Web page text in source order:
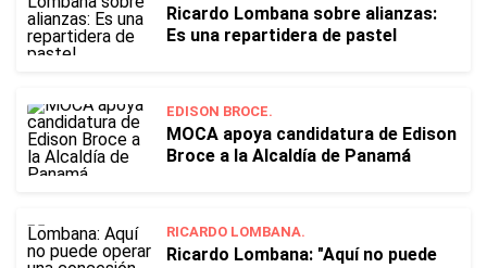
Ricardo Lombana sobre alianzas:
Es una repartidera de pastel
EDISON BROCE.
MOCA apoya candidatura de Edison
Broce a la Alcaldía de Panamá
RICARDO LOMBANA.
Ricardo Lombana: "Aquí no puede